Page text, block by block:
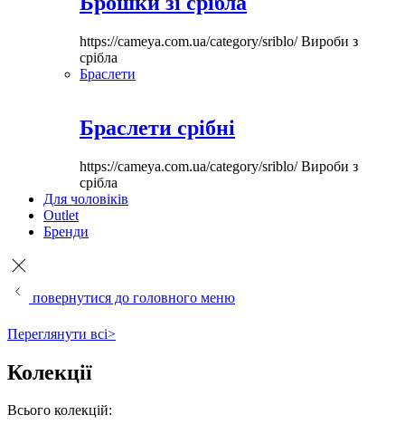
https://cameya.com.ua/category/sriblo/Вироби з
срібла
Браслети
Браслети срібні
https://cameya.com.ua/category/sriblo/Вироби з
срібла
Для чоловіків
Outlet
Бренди
повернутися до головного меню
Переглянути всі>
Колекції
Всього колекцій: